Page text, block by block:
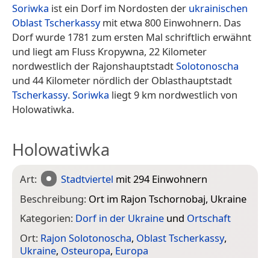
Soriwka ist ein Dorf im Nordosten der ukrainischen
Oblast Tscherkassymit etwa 800 Einwohnern. Das
Dorf wurde 1781 zum ersten Mal schriftlich erwähnt
und liegt am Fluss Kropywna, 22 Kilometer
nordwestlich der RajonshauptstadtSolotonoscha
und 44 Kilometer nördlich der Oblasthauptstadt
Tscherkassy.Soriwka liegt 9 km nordwestlich von
Holowatiwka.
Holowatiwka
Art: Stadtviertel mit 294 Einwohnern
Beschreibung: Ort im Rajon Tschornobaj, Ukraine
Kategorien: Dorf in der Ukraine und Ortschaft
Ort: Rajon Solotonoscha, Oblast Tscherkassy,
Ukraine, Osteuropa, Europa